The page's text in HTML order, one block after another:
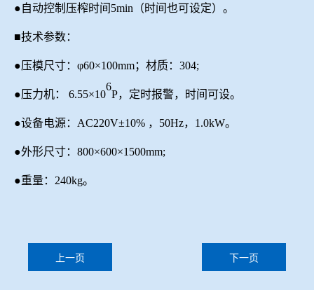
●自动控制压榨时间5min（时间也可设定）。
■技术参数：
●压模尺寸：φ60×100mm； 材质： 304;
●压力机： 6.55×10
6
P，定时报警，时间可设。
●设备电源：AC220V±10% ， 50Hz， 1.0kW。
●外形尺寸：800×600×1500mm;
●重量：240kg。
上一页 下一页